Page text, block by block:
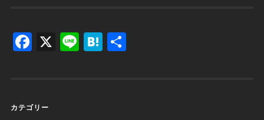
Facebook
X LineHatena
カテゴリー